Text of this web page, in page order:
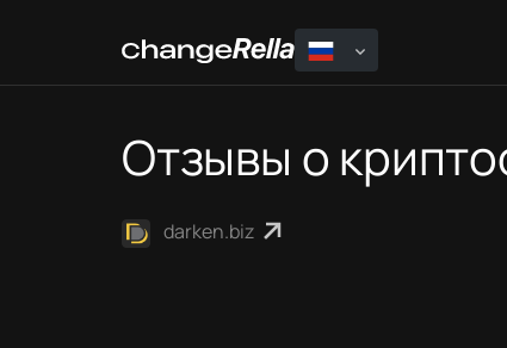
Отзывы о
darken.biz